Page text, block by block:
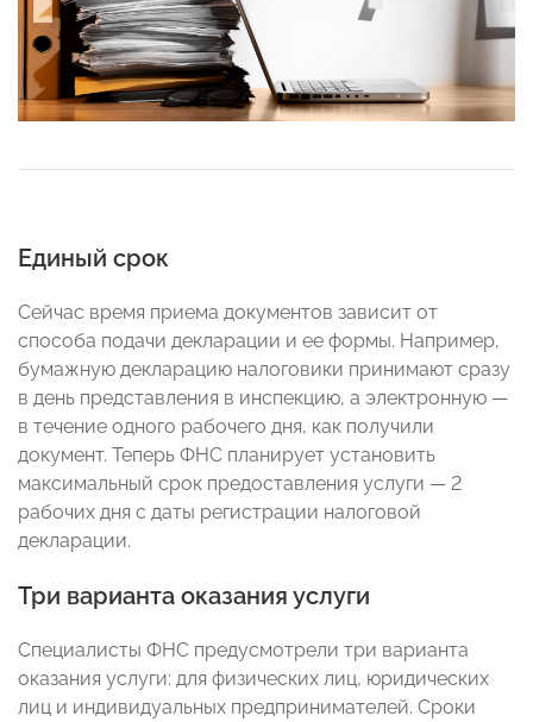
Единый срок
Сейчас время приема документов зависит от
способа подачи декларации и ее формы. Например,
бумажную декларацию налоговики принимают сразу
в день представления в инспекцию, а электронную —
в течение одного рабочего дня, как получили
документ. Теперь ФНС планирует установить
максимальный срок предоставления услуги — 2
рабочих дня с даты регистрации налоговой
декларации.
Три варианта оказания услуги
Специалисты ФНС предусмотрели три варианта
оказания услуги: для физических лиц, юридических
лиц и индивидуальных предпринимателей. Сроки